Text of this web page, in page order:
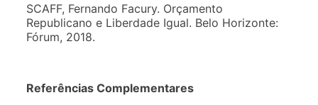
SCAFF, Fernando Facury. Orçamento
Republicano e Liberdade Igual. Belo Horizonte:
Fórum, 2018.
Referências Complementares